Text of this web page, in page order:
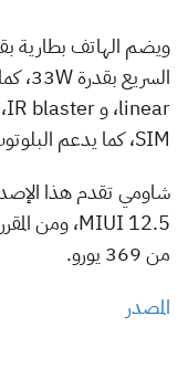
SIM، كما يدعم البلوتوث 5.2.
من 369 يورو.
المصدر